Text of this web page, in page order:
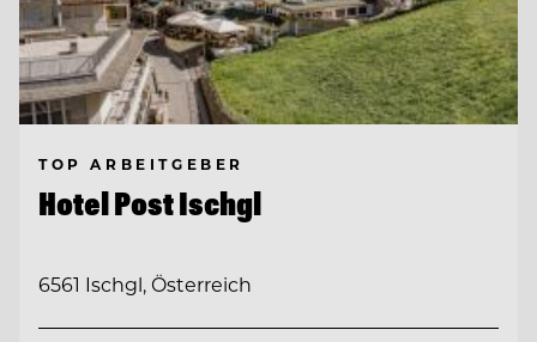
TOP ARBEITGEBER
Hotel Post Ischgl
6561 Ischgl, Österreich